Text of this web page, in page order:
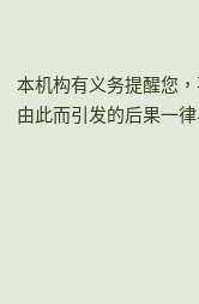
本机构有义务提醒您
由此而引发的后果一